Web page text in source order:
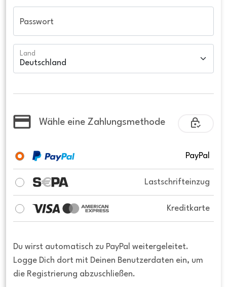
Passwort
Land
Wähle eine Zahlungsmethode
PayPal
Lastschrifteinzug
Kreditkarte
Du wirst automatisch zu PayPal weitergeleitet.
Logge Dich dort mit Deinen Benutzerdaten ein, um
die Registrierung abzuschließen.